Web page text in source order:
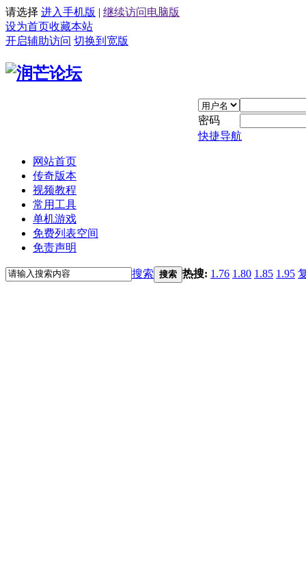
请选择 进入手机版 | 继续访问电脑版
设为首页收藏本站
开启辅助访问 切换到宽版
密码
快捷导航
网站首页
传奇版本
视频教程
常用工具
单机游戏
免费列表空间
免责声明
搜索 搜索 热搜: 1.76 1.80 1.85 1.95